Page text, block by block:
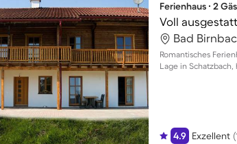
Ferienhaus ∙ 2
Bad
Romantisches
Lage in
4.9 Exzellent